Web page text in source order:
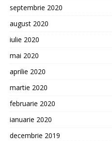
septembrie 2020
august 2020
iulie 2020
mai 2020
aprilie 2020
martie 2020
februarie 2020
ianuarie 2020
decembrie 2019